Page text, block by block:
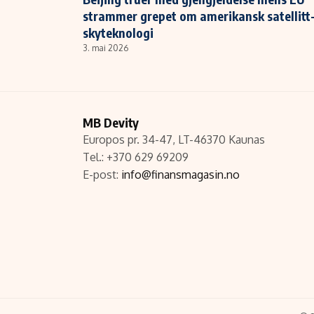
strammer grepet om amerikansk
skyteknologi
3. mai 2026
MB Devity
Europos pr. 34-47, LT-46370 Kaunas
Tel.: +370 629 69209
E-post: info@finansmagasin.no